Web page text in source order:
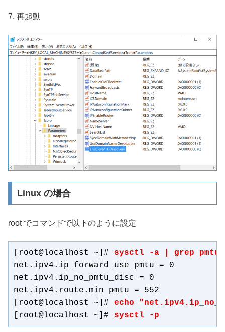
7. 再起動
Linux の場合
root でコマンドで以下のように設定
[root@localhost ~]# sysctl -a | grep pmtu
net.ipv4.ip_forward_use_pmtu = 0
net.ipv4.ip_no_pmtu_disc = 0
net.ipv4.route.min_pmtu = 552
[root@localhost ~]# echo
[root@localhost ~]# sysctl -p